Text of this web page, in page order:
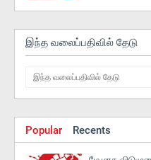
இந்த வலைப்பதிவில் தேடு
Popular Recents